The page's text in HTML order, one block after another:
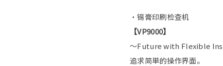
・锡膏印刷检查机
【VP9000】
～Future with Flexible
追求简単的操作界面。